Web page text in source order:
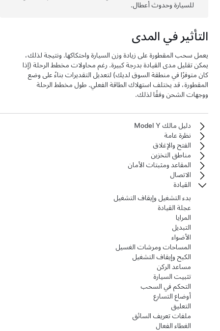
للسيارة وحدوث أعطال.
التأثير في المدى
يعمل سحب المقطورة على زيادة وزن السيارة واحتكاكها. ونتيجة لذلك،
يمكن تقليل مدى القيادة بدرجة كبيرة. رغم محاولات مخطط الرحلة (إذا
كان متوفرًا في منطقة السوق لديك) لتعديل التقديرات بناءً على وضع
المقطورة، قد يختلف استهلاك الطاقة الفعلي. طول مخطط الرحلة
ووجهات الشحن وفقًا لذلك.
دليل مالك Model Y
نظرة عامة
الفتح والإغلاق
مناطق التخزين
المقاعد ومثبتات الأمان
الاتصال
القيادة
بدء التشغيل وإيقاف التشغيل
عجلة القيادة
المرايا
التبديل
الأضواء
المساحات ومرشات الغسيل
الكبح وإيقاف التشغيل
مساعد الركن
تثبيت السيارة
التحكم في السحب
أوضاع التسارع
التعليق
ملفات تعريف السائق
الغطاء الفعال